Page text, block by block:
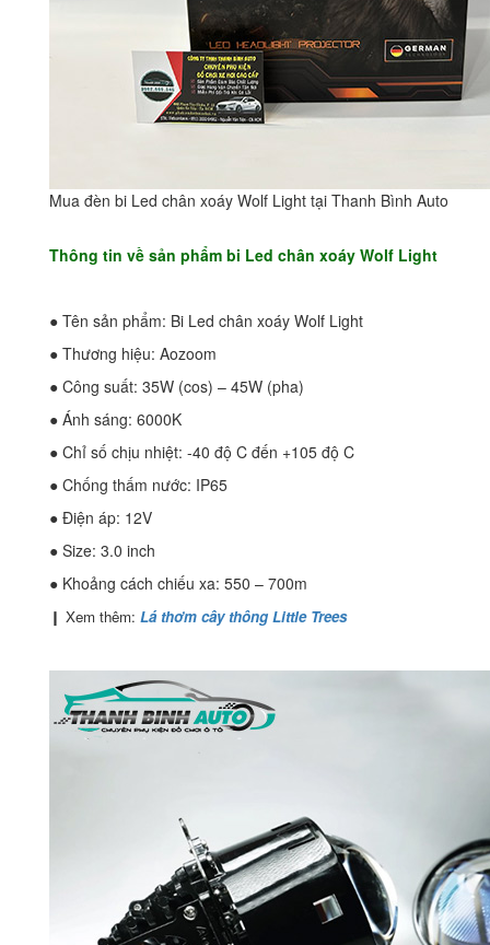
Mua đèn bi Led chân xoáy Wolf Light tại Thanh Bình Auto
Thông tin về sản phẩm bi Led chân xoáy Wolf Light
● Tên sản phẩm: Bi Led chân xoáy Wolf Light
● Thương hiệu: Aozoom
● Công suất: 35W (cos) – 45W (pha)
● Ánh sáng: 6000K
● Chỉ số chịu nhiệt: -40 độ C đến +105 độ C
● Chống thấm nước: IP65
● Điện áp: 12V
● Size: 3.0 inch
● Khoảng cách chiếu xa: 550 – 700m
❙ Xem thêm: Lá thơm cây thông Little Trees